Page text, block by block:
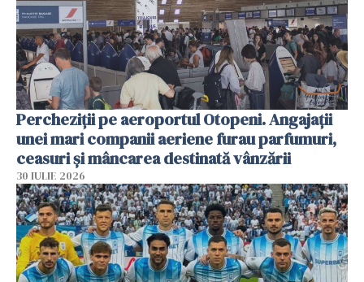
Percheziții pe aeroportul Otopeni. Angajații
unei mari companii aeriene furau parfumuri,
ceasuri și mâncarea destinată vânzării
30 IULIE 2026